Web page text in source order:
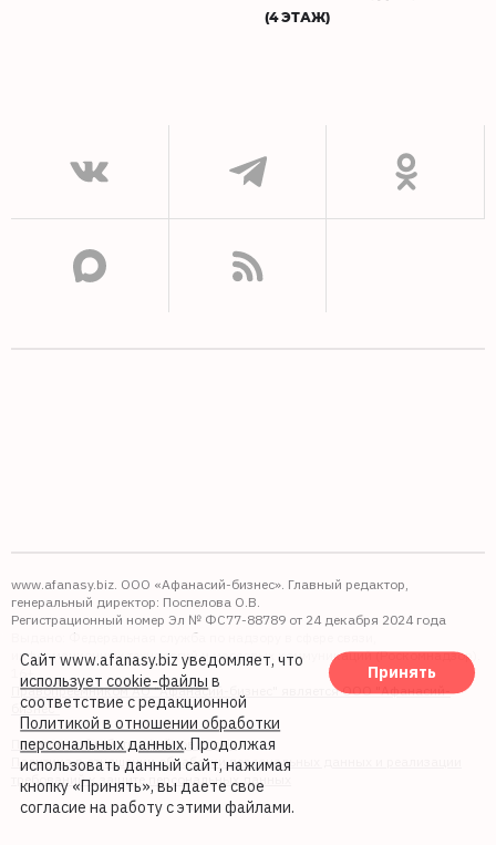
(4 ЭТАЖ)
www.afanasy.biz. ООО «Афанасий-бизнес». Главный редактор,
генеральный директор: Поспелова О.В.
Регистрационный номер Эл № ФС77-88789 от 24 декабря 2024 года
Выдано: Федеральная служба по надзору в сфере связи,
информационных технологий и массовых коммуникаций (Роскомнадзор).
Правопреемником АО "Афанасий-бизнес" является ООО "Афанасий-
бизнес"
Политика обработки файлов cookie
Политика в отношении обработки персональных данных и реализации
требований к защите персональных данных
Сайт www.afanasy.biz уведомляет, что
использует cookie-файлы в
соответствие с редакционной
Политикой в отношении обработки
персональных данных. Продолжая
использовать данный сайт, нажимая
кнопку «Принять», вы даете свое
согласие на работу с этими файлами.
Принять